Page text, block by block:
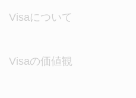
Visaについて
Visaの価値観